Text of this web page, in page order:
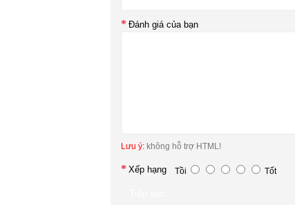
Đánh giá của bạn
Lưu ý: không hỗ trợ HTML!
Xếp hạng Tồi Tốt